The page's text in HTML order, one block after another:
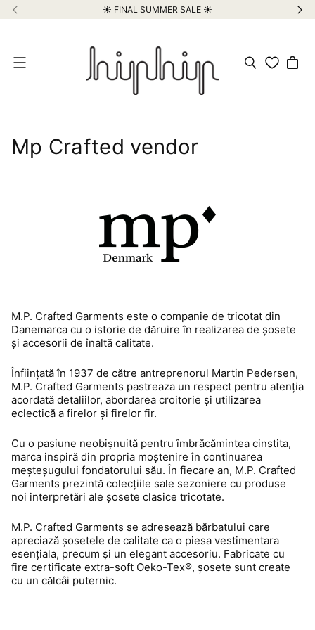
☀️ FINAL SUMMER SALE ☀️
Meniu
Mp Crafted vendor
M.P. Crafted Garments este o companie de tricotat din
Danemarca cu o istorie de dăruire în realizarea de șosete
și accesorii de înaltă calitate.
Înființată în 1937 de către antreprenorul Martin Pedersen,
M.P. Crafted Garments pastreaza un respect pentru atenția
acordată detaliilor, abordarea croitorie și utilizarea
eclectică a firelor și firelor fir.
Cu o pasiune neobișnuită pentru îmbrăcămintea cinstita,
marca inspiră din propria moștenire în continuarea
meșteșugului fondatorului său. În fiecare an, M.P. Crafted
Garments prezintă colecțiile sale sezoniere cu produse
noi interpretări ale șosete clasice tricotate.
M.P. Crafted Garments se adresează bărbatului care
apreciază șosetele de calitate ca o piesa vestimentara
esențiala, precum și un elegant accesoriu. Fabricate cu
fire certificate extra-soft Oeko-Tex®, șosete sunt create
cu un călcâi puternic.